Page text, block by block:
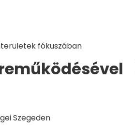
fókuszában
Szegeden